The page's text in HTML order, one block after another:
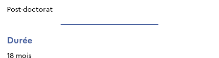
Post-doctorat
Durée
18 mois